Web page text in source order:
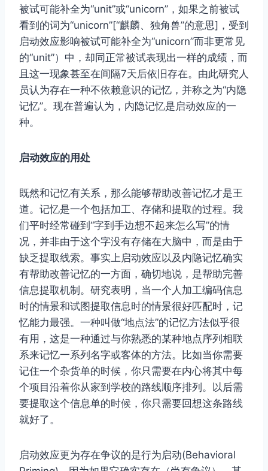
被试可能补全为“unit”或“unicorn”，如果之前被试
看到的词为“unicorn”[“麒麟、独角兽”的意思]，受到
启动效应影响被试可能补全为“unicorn”而非更常见
的“unit”）中，却同正常被试表现出一样的成绩，而
且这一现象甚至在间隔7天后依旧存在。由此研究人
员认为存在一种不依赖意识的记忆，并称之为“内隐
记忆”。现在普遍认为，内隐记忆是启动效应的一
种。
启动效应的用处
既然和记忆有关系，那么能够帮助改善记忆才是王
道。记忆是一个包括加工、存储和提取的过程。我
们平时经常碰到“字到手边想不起来怎么写”的情
况，并非由于这个字没有存储在大脑中，而是由于
缺乏提取线索。事实上启动效应以及内隐记忆确实
有帮助改善记忆的一方面，确切地说，是帮助完善
信息提取机制。研究表明，当一个人加工编码信息
时的情景和试图提取信息时的情景很好匹配时，记
忆能力最强。一种叫做“地点法”的记忆方法似乎很
有用，这是一种通过与你熟悉的某种地点序列相联
系来记忆一系列名字或客体的方法。比如当你需要
记住一个杂货单的时候，你只需要在内心将其中每
个项目沿着你从家到学校的路线顺序排列。以后需
要提取这个信息单的时候，你只需要回想这条路线
就好了。
启动效应更为存在争议的是行为启动(Behavioral